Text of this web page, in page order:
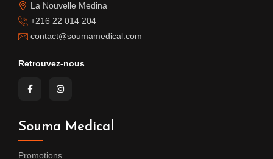
La Nouvelle Medina
+216 22 014 204
contact@soumamedical.com
Retrouvez-nous
Souma Medical
Promotions